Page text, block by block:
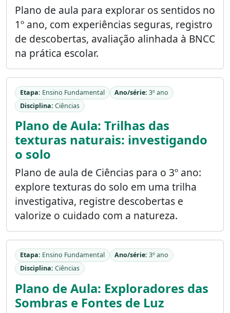
Plano de aula para explorar os sentidos no
1º ano, com experiências seguras, registro
de descobertas, avaliação alinhada à BNCC
na prática escolar.
Etapa: Ensino Fundamental Ano/série: 3º ano
Disciplina: Ciências
Plano de Aula: Trilhas das
texturas naturais: investigando
o solo
Plano de aula de Ciências para o 3º ano:
explore texturas do solo em uma trilha
investigativa, registre descobertas e
valorize o cuidado com a natureza.
Etapa: Ensino Fundamental Ano/série: 3º ano
Disciplina: Ciências
Plano de Aula: Exploradores das
Sombras e Fontes de Luz